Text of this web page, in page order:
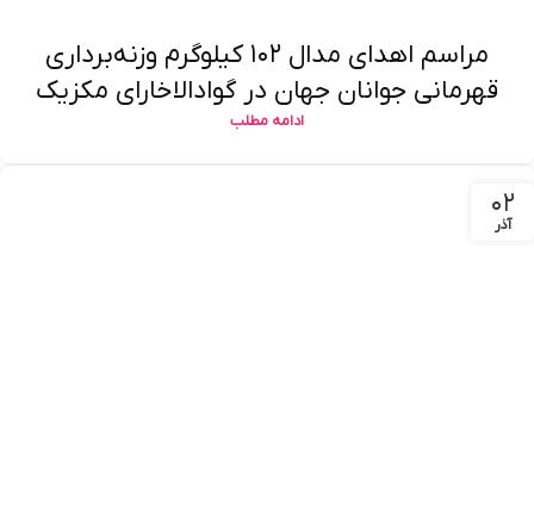
مراسم اهدای مدال ۱۰۲ کیلوگرم وزنه‌برداری
قهرمانی جوانان جهان در گوادالاخارای مکزیک
ادامه مطلب
۰۲
آذر